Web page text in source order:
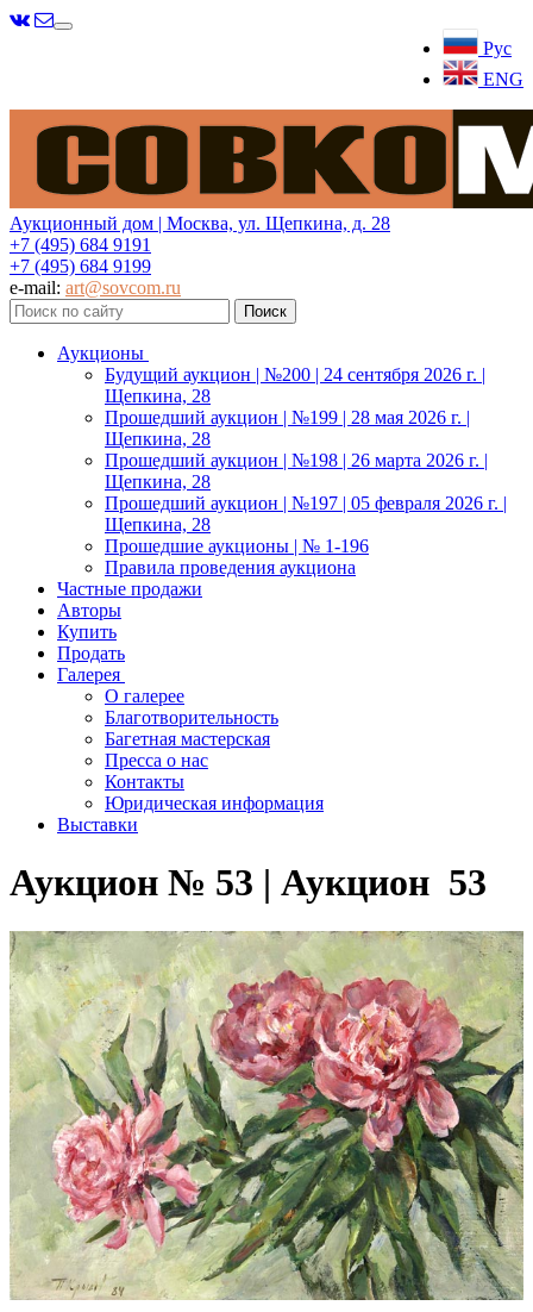
Рус
ENG
Меню
Аукционный дом | Москва, ул. Щепкина, д. 28
+7 (495) 684 9191
+7 (495) 684 9199
e-mail: art@sovcom.ru
Аукционы
Будущий аукцион | №200 | 24 сентября 2026 г. |
Щепкина, 28
Прошедший аукцион | №199 | 28 мая 2026 г. |
Щепкина, 28
Прошедший аукцион | №198 | 26 марта 2026 г. |
Щепкина, 28
Прошедший аукцион | №197 | 05 февраля 2026 г. |
Щепкина, 28
Прошедшие аукционы | № 1-196
Правила проведения аукциона
Частные продажи
Авторы
Купить
Продать
Галерея
О галерее
Благотворительность
Багетная мастерская
Пресса о нас
Контакты
Юридическая информация
Выставки
Аукцион № 53 | Аукцион 53